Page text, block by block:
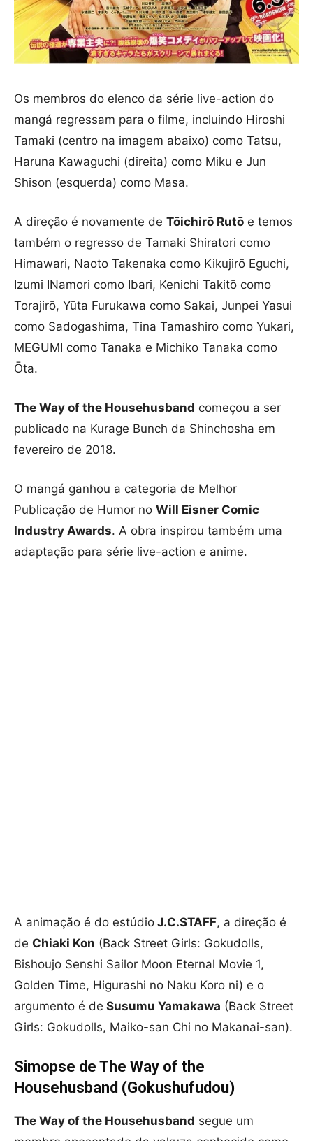
Os membros do elenco da série live-action do
mangá regressam para o filme, incluindo Hiroshi
Tamaki (centro na imagem abaixo) como Tatsu,
Haruna Kawaguchi (direita) como Miku e Jun
Shison (esquerda) como Masa.
A direção é novamente de Tōichirō Rutō e temos
também o regresso de Tamaki Shiratori como
Himawari, Naoto Takenaka como Kikujirō Eguchi,
Izumi INamori como Ibari, Kenichi Takitō como
Torajirō, Yūta Furukawa como Sakai, Junpei Yasui
como Sadogashima, Tina Tamashiro como Yukari,
MEGUMI como Tanaka e Michiko Tanaka como
Ōta.
The Way of the Househusband começou a ser
publicado na Kurage Bunch da Shinchosha em
fevereiro de 2018.
O mangá ganhou a categoria de Melhor
Publicação de Humor no Will Eisner Comic
Industry Awards. A obra inspirou também uma
adaptação para série live-action e anime.
A animação é do estúdio J.C.STAFF, a direção é
de Chiaki Kon (Back Street Girls: Gokudolls,
Bishoujo Senshi Sailor Moon Eternal Movie 1,
Golden Time, Higurashi no Naku Koro ni) e o
argumento é de Susumu Yamakawa (Back Street
Girls: Gokudolls, Maiko-san Chi no Makanai-san).
Simopse de The Way of the
Househusband (Gokushufudou)
The Way of the Househusband segue um